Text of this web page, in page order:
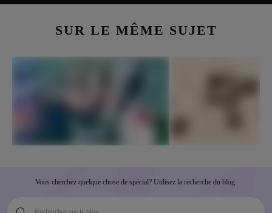
SUR LE MÊME SUJET
Vous cherchez quelque chose de spécial? Utilisez la recherche du blog.